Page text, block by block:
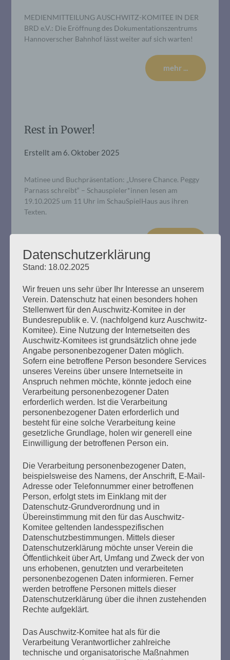
MEDIENMITTEILUNG AUSCHWITZ-KOMITEE IN DER
BRD e.V.: Die Eröffnung des Dokumentationszentrums
Hannoverscher Bahnhof lässt weiter auf sich warten!
mehr ...
Rest in Power!
Erstellt am 6. Oktober 2025
Matinee und Buchpräsentation: „Unsere Chance. Peggy
Parnass schreibt“ – Schauspieler*innen lesen am
19.10.2025 um 11 Uhr im SchauSpielHaus aus ihren
Texten.
Entschädigung für Holocaustopfer:
Salo Muller gegen die Deutsche
Bahn
Erstellt am7. Mai 2025
Seine Eltern wurden von der Reichsbahn nach Auschwitz
deportiert. Deshalb fordert der Niederländer Salo Muller
Entschädigungen von der Deutschen Bahn. Am 8. Mai
2025, 80 Jahre nach der Befreiung vom NS-Regime: Salo
Muller, 88 Jahre, fordert wieder, gehört zu werden. Am 8.
November 2024 schickte Salo Muller einen Offenen
Brief an den Vorstand der Deutschen Bahn…
mehr ...
Seitennummerierung
der
Beiträge
Zurück 2
Wer gegen Nazis kämpft, kann sich auf den Staat
nicht verlassen.
Esther Bejarano - 17. November 2015
Datenschutzerklärung
Stand: 18.02.2025
Wir freuen uns sehr über Ihr Interesse an unserem
Verein. Datenschutz hat einen besonders hohen
Stellenwert für den Auschwitz-Komitee in der
Bundesrepublik e. V. (nachfolgend kurz Auschwitz-
Komitee). Eine Nutzung der Internetseiten des
Auschwitz-Komitees ist grundsätzlich ohne jede
Angabe personenbezogener Daten möglich.
Sofern eine betroffene Person besondere Services
unseres Vereins über unsere Internetseite in
Anspruch nehmen möchte, könnte jedoch eine
Verarbeitung personenbezogener Daten
erforderlich werden. Ist die Verarbeitung
personenbezogener Daten erforderlich und
besteht für eine solche Verarbeitung keine
gesetzliche Grundlage, holen wir generell eine
Einwilligung der betroffenen Person ein.
Die Verarbeitung personenbezogener Daten,
beispielsweise des Namens, der Anschrift, E-Mail-
Adresse oder Telefonnummer einer betroffenen
Person, erfolgt stets im Einklang mit der
Datenschutz-Grundverordnung und in
Übereinstimmung mit den für das Auschwitz-
Komitee geltenden landesspezifischen
Datenschutzbestimmungen. Mittels dieser
Datenschutzerklärung möchte unser Verein die
Öffentlichkeit über Art, Umfang und Zweck der von
uns erhobenen, genutzten und verarbeiteten
personenbezogenen Daten informieren. Ferner
werden betroffene Personen mittels dieser
Datenschutzerklärung über die ihnen zustehenden
Rechte aufgeklärt.
Das Auschwitz-Komitee hat als für die
Verarbeitung Verantwortlicher zahlreiche
technische und organisatorische Maßnahmen